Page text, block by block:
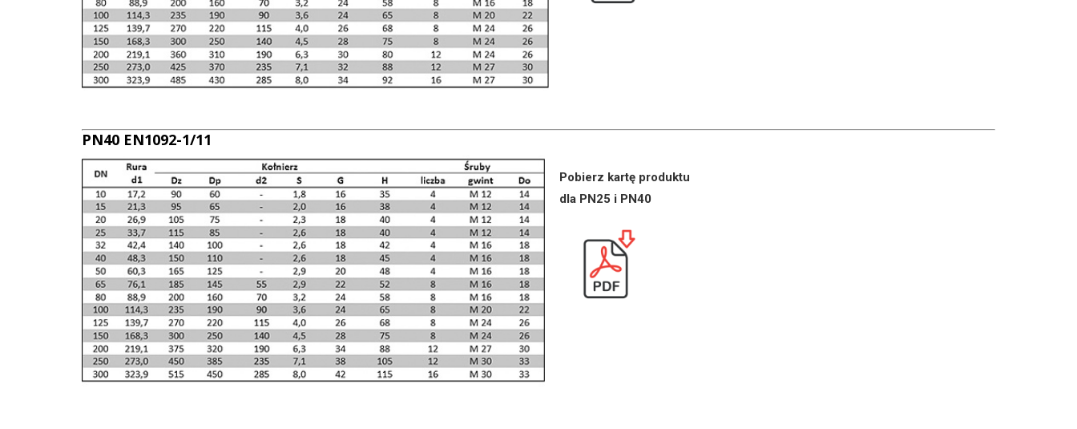
PN40 EN1092-1/11
Pobierz kartę produktu
dla PN25 i PN40